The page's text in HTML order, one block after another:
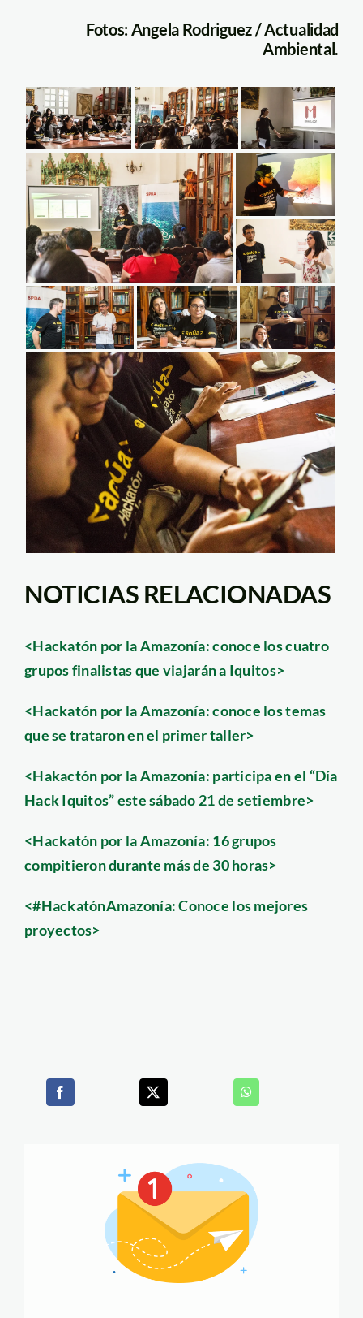
Fotos: Angela Rodriguez / Actualidad
Ambiental.
NOTICIAS RELACIONADAS
<Hackatón por la Amazonía: conoce los cuatro
grupos finalistas que viajarán a Iquitos>
<Hackatón por la Amazonía: conoce los temas
que se trataron en el primer taller>
<Hakactón por la Amazonía: participa en el “Día
Hack Iquitos” este sábado 21 de setiembre>
<Hackatón por la Amazonía: 16 grupos
compitieron durante más de 30 horas>
<#HackatónAmazonía: Conoce los mejores
proyectos>